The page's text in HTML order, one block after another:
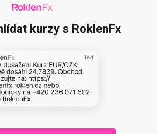
kurzy s RoklenFx